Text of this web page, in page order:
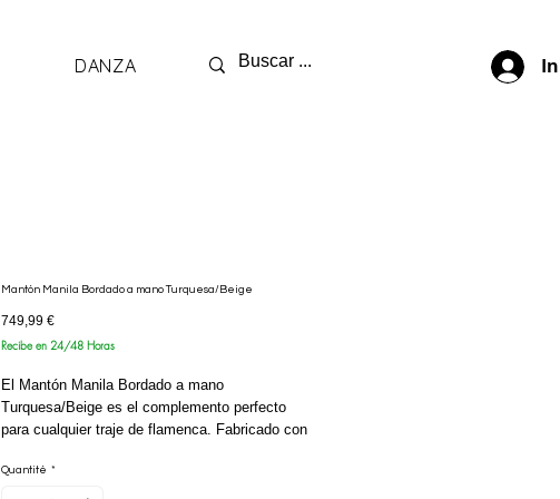
DANZA
Mantón Manila Bordado a mano Turquesa/Beige
749,99 €Prix
Recibe en 24/48 Horas
El Mantón Manila Bordado a mano
Turquesa/Beige es el complemento perfecto
para cualquier traje de flamenca. Fabricado con
Cantillana, Sevilla, este mantón presenta un
Quantité *